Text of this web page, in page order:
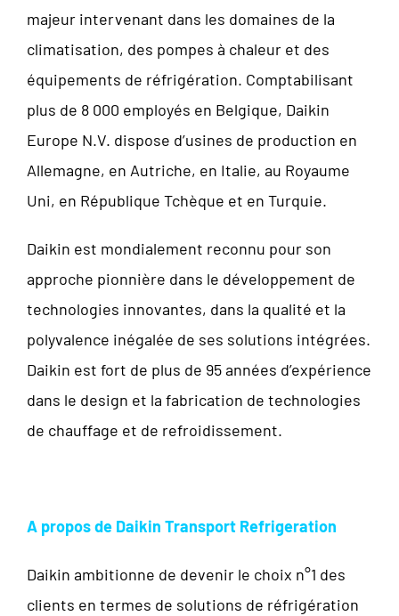
majeur intervenant dans les domaines de la
climatisation, des pompes à chaleur et des
équipements de réfrigération. Comptabilisant
plus de 8 000 employés en Belgique, Daikin
Europe N.V. dispose d’usines de production en
Allemagne, en Autriche, en Italie, au Royaume
Uni, en République Tchèque et en Turquie.
Daikin est mondialement reconnu pour son
approche pionnière dans le développement de
technologies innovantes, dans la qualité et la
polyvalence inégalée de ses solutions intégrées.
Daikin est fort de plus de 95 années d’expérience
dans le design et la fabrication de technologies
de chauffage et de refroidissement.
A propos de Daikin Transport Refrigeration
Daikin ambitionne de devenir le choix n°1 des
clients en termes de solutions de réfrigération